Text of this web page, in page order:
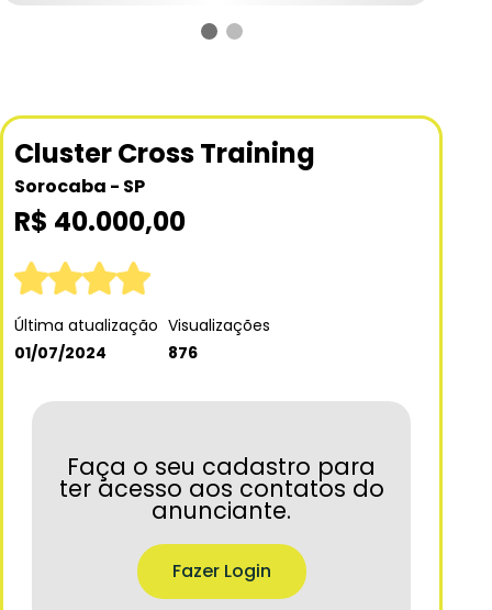
Cluster Cross Training
Sorocaba - SP
R$ 40.000,00
Última atualização
01/07/2024
Visualizações
876
Faça o seu cadastro para
ter acesso aos contatos do
anunciante.
Fazer Login